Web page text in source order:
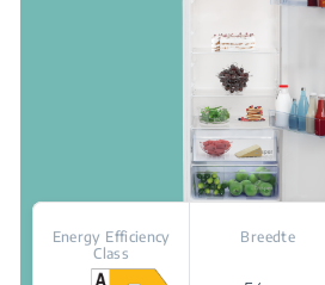
Energy Efficiency
Class
Breedte